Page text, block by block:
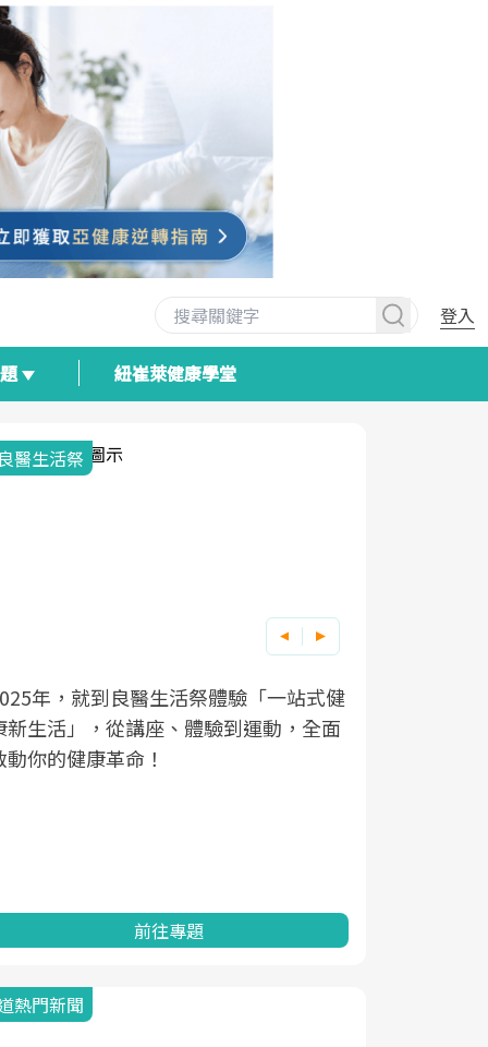
登入
紐崔萊健康學堂
我與健康韌性的距離
良醫健康網從「換季的身體變化」出發，
透過醫學觀點與日常感受的對話，建立對
亞健康的認知，進而引導實際的改善行
前往專題
熱門新聞